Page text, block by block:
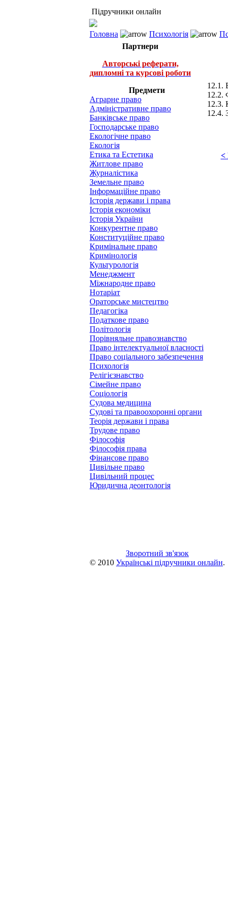
Підручники онлайн
Головна Психологія
Партнери
Авторські реферати,
дипломні та курсові роботи
Предмети
Аграрне право
Адміністративне право
Банківське право
Господарське право
Екологічне право
Екологія
Етика та Естетика
Житлове право
Журналістика
Земельне право
Інформаційне право
Історія держави і права
Історія економіки
Історія України
Конкурентне право
Конституційне право
Кримінальне право
Кримінологія
Культурологія
Менеджмент
Міжнародне право
Нотаріат
Ораторське мистецтво
Педагогіка
Податкове право
Політологія
Порівняльне правознавство
Право інтелектуальної власності
Право соціального забезпечення
Психологія
Релігієзнавство
Сімейне право
Соціологія
Судова медицина
Судові та правоохоронні органи
Теорія держави і права
Трудове право
Філософія
Філософія права
Фінансове право
Цивільне право
Цивільний процес
Юридична деонтологія
12.1.
12.2.
12.3.
12.4.
<
Зворотний зв'язок
© 2010 Українські підручники онлайн.